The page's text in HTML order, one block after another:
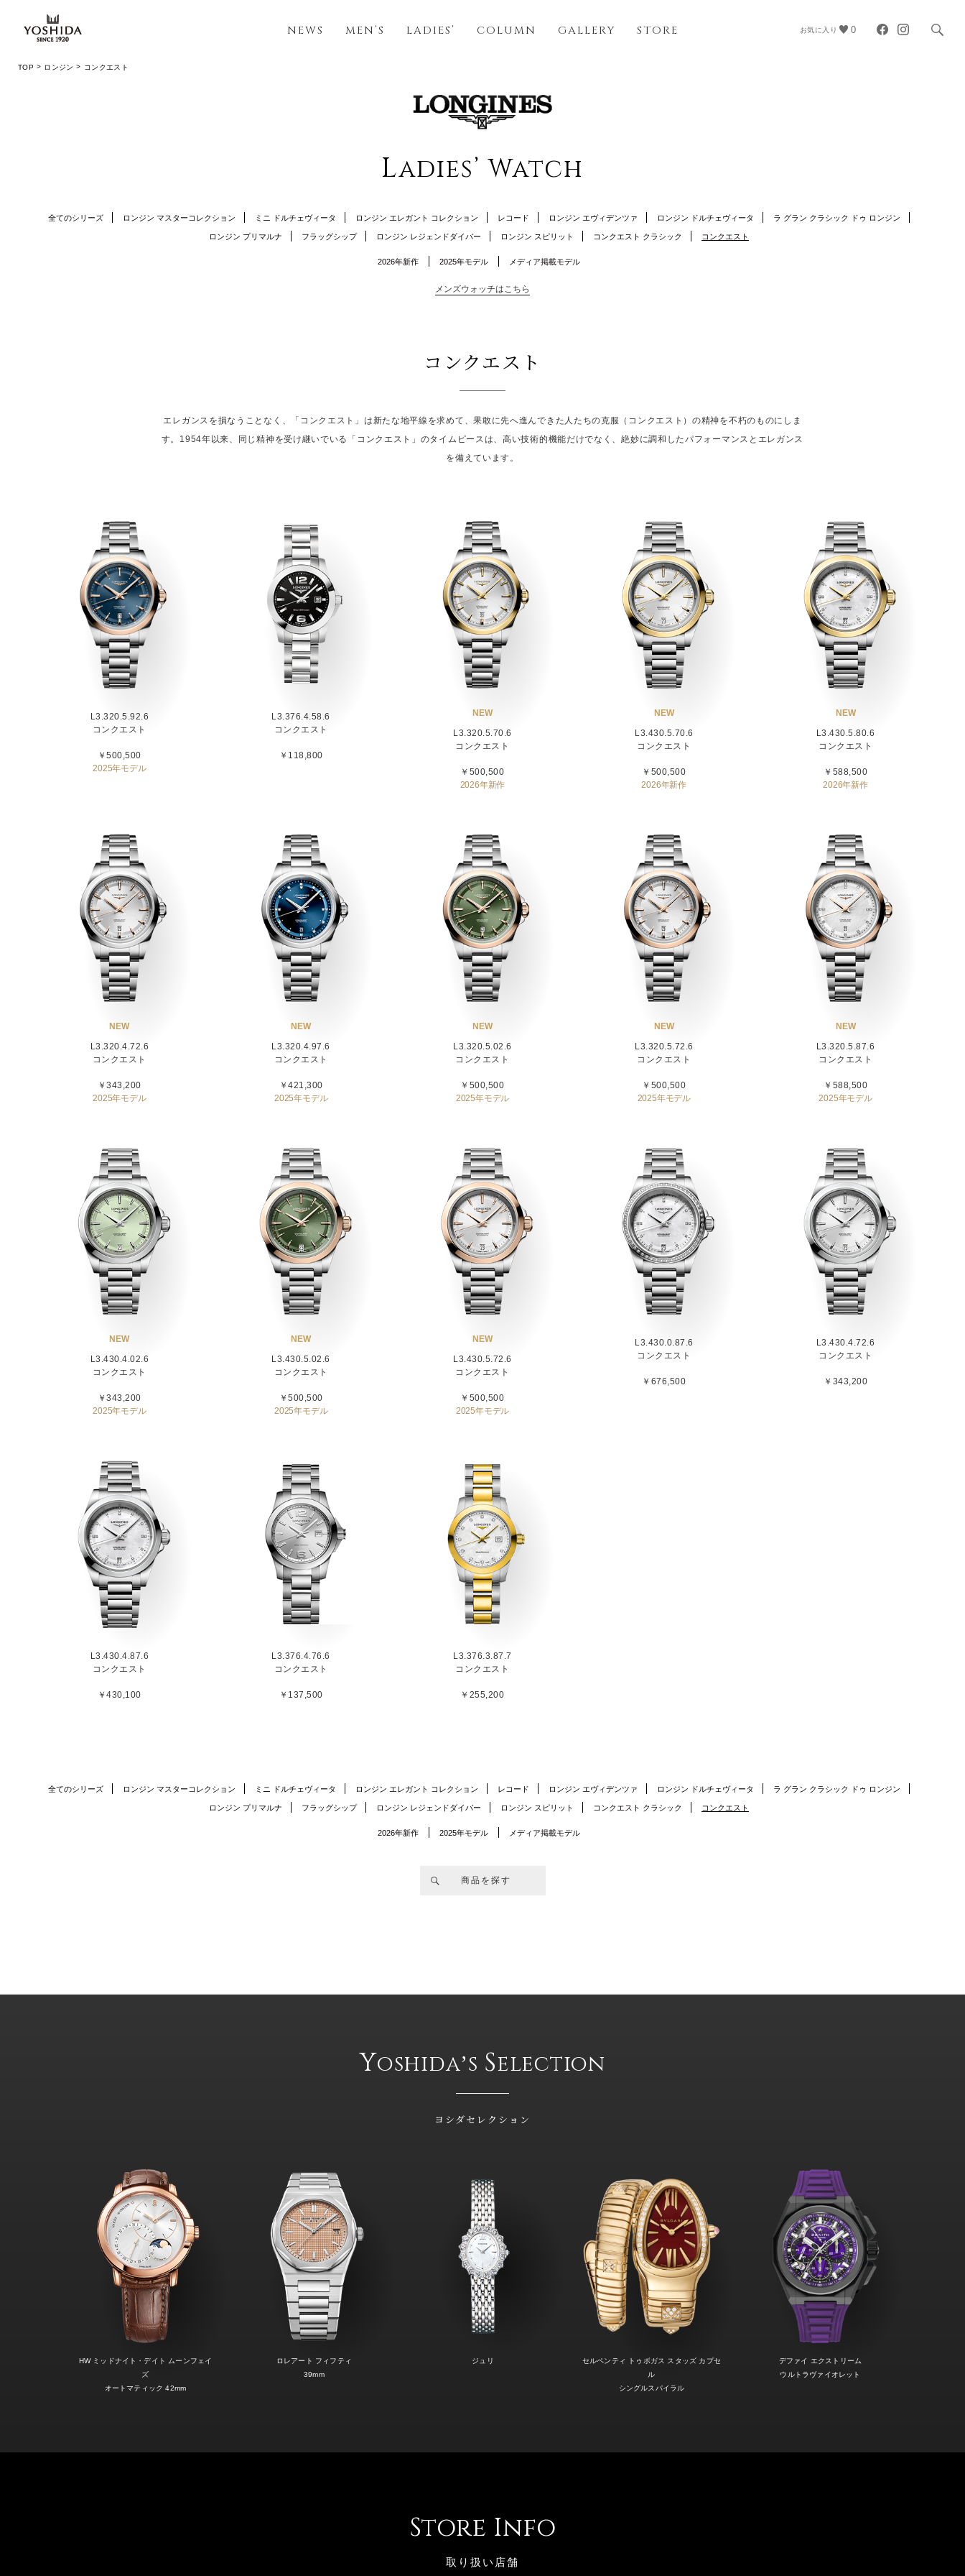
NEWS MEN’S LADIES’ COLUMN GALLERY STORE お気に入り 0
TOP ロンジン コンクエスト
Ladies’ Watch
全てのシリーズ ロンジン マスターコレクション ミニ ドルチェヴィータ ロンジン エレガント コレクション レコード ロンジン エヴィデンツァ ロンジン ドルチェヴィータ ラ グラン クラシック ドゥ ロンジン
ロンジン プリマルナ フラッグシップ ロンジン レジェンドダイバー ロンジン スピリット コンクエスト クラシック コンクエスト
2026年新作 2025年モデル メディア掲載モデル
メンズウォッチはこちら
コンクエスト
エレガンスを損なうことなく、「コンクエスト」は新たな地平線を求めて、果敢に先へ進んできた人たちの克服（コンクエスト）の精神を不朽のものにしま
す。1954年以来、同じ精神を受け継いでいる「コンクエスト」のタイムピースは、高い技術的機能だけでなく、絶妙に調和したパフォーマンスとエレガンス
を備えています。
L3.320.5.92.6
コンクエスト
￥500,500
2025年モデル
L3.376.4.58.6
コンクエスト
￥118,800
NEW
L3.320.5.70.6
コンクエスト
￥500,500
2026年新作
NEW
L3.430.5.70.6
コンクエスト
￥500,500
2026年新作
NEW
L3.430.5.80.6
コンクエスト
￥588,500
2026年新作
NEW
L3.320.4.72.6
コンクエスト
￥343,200
2025年モデル
NEW
L3.320.4.97.6
コンクエスト
￥421,300
2025年モデル
NEW
L3.320.5.02.6
コンクエスト
￥500,500
2025年モデル
NEW
L3.320.5.72.6
コンクエスト
￥500,500
2025年モデル
NEW
L3.320.5.87.6
コンクエスト
￥588,500
2025年モデル
NEW
L3.430.4.02.6
コンクエスト
￥343,200
2025年モデル
NEW
L3.430.5.02.6
コンクエスト
￥500,500
2025年モデル
NEW
L3.430.5.72.6
コンクエスト
￥500,500
2025年モデル
L3.430.0.87.6
コンクエスト
￥676,500
L3.430.4.72.6
コンクエスト
￥343,200
L3.430.4.87.6
コンクエスト
￥430,100
L3.376.4.76.6
コンクエスト
￥137,500
L3.376.3.87.7
コンクエスト
￥255,200
全てのシリーズ ロンジン マスターコレクション ミニ ドルチェヴィータ ロンジン エレガント コレクション レコード ロンジン エヴィデンツァ ロンジン ドルチェヴィータ ラ グラン クラシック ドゥ ロンジン
ロンジン プリマルナ フラッグシップ ロンジン レジェンドダイバー ロンジン スピリット コンクエスト クラシック コンクエスト
2026年新作 2025年モデル メディア掲載モデル
商品を探す
Yoshidaʼs Selection
ヨシダセレクション
HW ミッドナイト・デイト ムーンフェイ
ズ
オートマティック 42mm
ロレアート フィフティ
39mm
ジュリ
セルペンティ トゥボガス スタッズ カプセ
ル
シングルスパイラル
デファイ エクストリーム
ウルトラヴァイオレット
Store Info
取り扱い店舗